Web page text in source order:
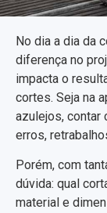
No dia a dia da
diferença no
impacta o
cortes. Seja na
azulejos, contar
erros,
Porém, com
dúvida: qual
material e